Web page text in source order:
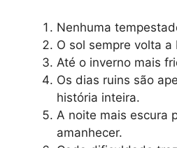
Nenhuma
O sol sempre volta a
Até o inverno mais
Os dias ruins são
história inteira.
A noite mais escura
amanhecer.